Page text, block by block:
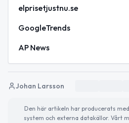
elprisetjustnu.se
GoogleTrends
AP News
Johan Larsson
Den här artikeln har producerats
system och externa datakällor. Vårt